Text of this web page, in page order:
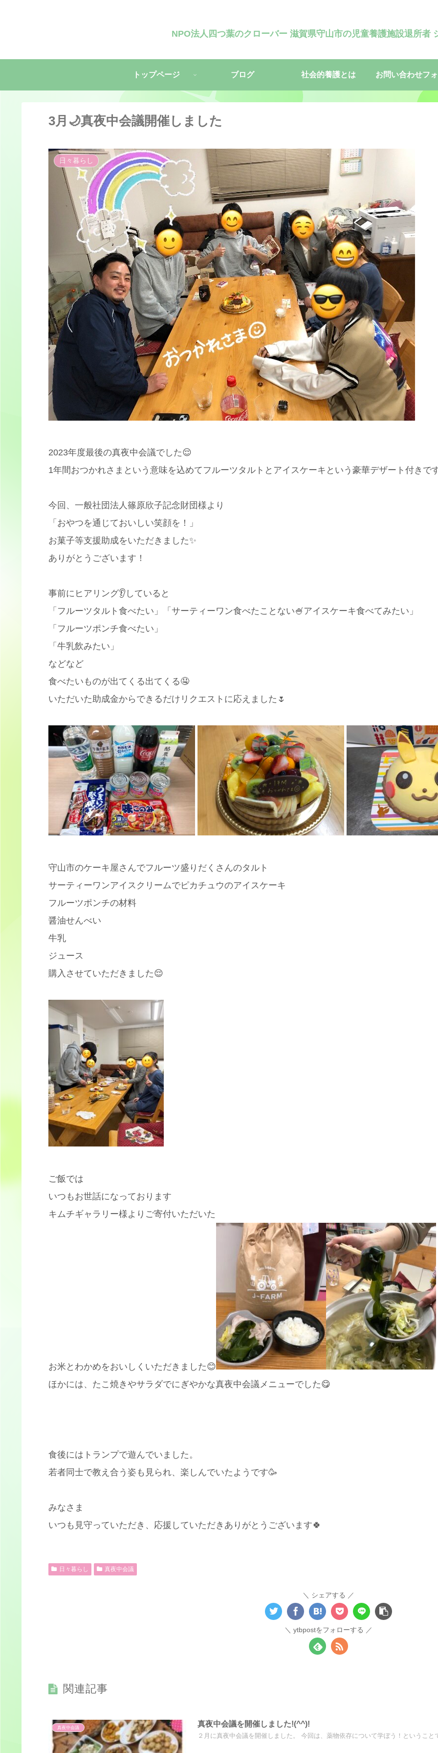
NPO法人四つ葉のクローバー 滋賀県守山市の児童養護施設退所者
トップページ ブログ 社会的養護とは お問い合わせフ
3月🌙真夜中会議開催しました
日々暮らし
2023年度最後の真夜中会議でした😌
1年間おつかれさまという意味を込めてフルーツタルトとアイスケーキという豪華デザート付きで
今回、一般社団法人篠原欣子記念財団様より
「おやつを通じておいしい笑顔を！」
お菓子等支援助成をいただきました✨
ありがとうございます！
事前にヒアリング👂していると
「フルーツタルト食べたい」「サーティーワン食べたことない🍧アイスケーキ食べてみたい」
「フルーツポンチ食べたい」
「牛乳飲みたい」
などなど
食べたいものが出てくる出てくる🤤
いただいた助成金からできるだけリクエストに応えました🌷
守山市のケーキ屋さんでフルーツ盛りだくさんのタルト
サーティーワンアイスクリームでピカチュウのアイスケーキ
フルーツポンチの材料
醤油せんべい
牛乳
ジュース
購入させていただきました😌
ご飯では
いつもお世話になっております
キムチギャラリー様よりご寄付いただいた
お米とわかめをおいしくいただきました😊
ほかには、たこ焼きやサラダでにぎやかな真夜中会議メニューでした😋
食後にはトランプで遊んでいました。
若者同士で教え合う姿も見られ、楽しんでいたようです🥳
みなさま
いつも見守っていただき、応援していただきありがとうございます🍀
日々暮らし 真夜中会議
シェアする
ytbpostをフォローする
関連記事
真夜中会議 真夜中会議を開催しました!(^^)!
２月に真夜中会議を開催しました。 今回は、薬物依存について学ぼう！ということ